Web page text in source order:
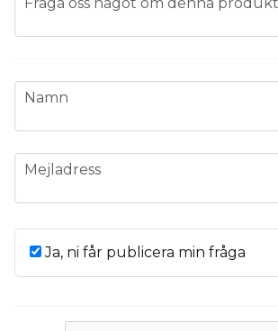
name
Namn
email
Mejladress
Ja, ni får publicera min fråga